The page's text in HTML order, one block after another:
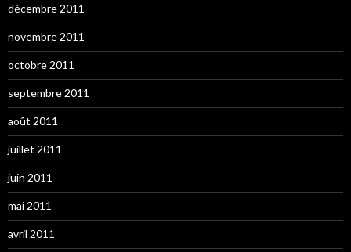
décembre 2011
novembre 2011
octobre 2011
septembre 2011
août 2011
juillet 2011
juin 2011
mai 2011
avril 2011